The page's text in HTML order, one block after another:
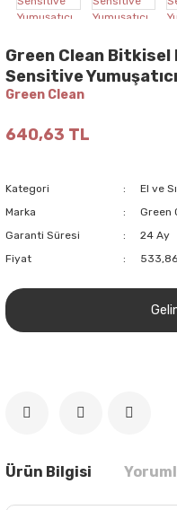
Green Clean
Sensitive
Green Clean
640,63 TL
Kategori
El ve
Marka
Green
Garanti Süresi
24 Ay
Fiyat
533,86
Ürün Bilgisi